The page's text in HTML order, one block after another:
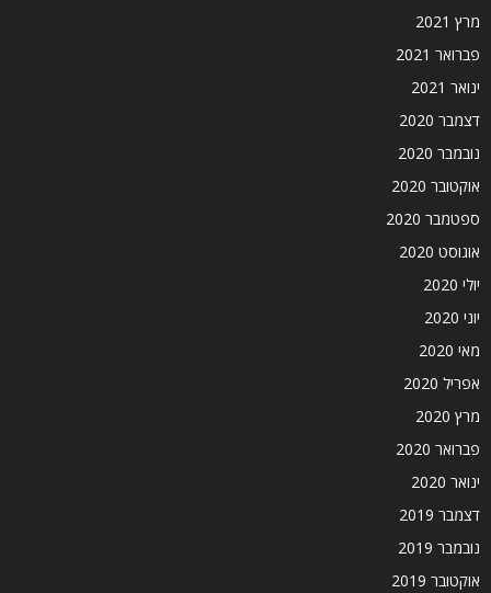
מרץ 2021
פברואר 2021
ינואר 2021
דצמבר 2020
נובמבר 2020
אוקטובר 2020
ספטמבר 2020
אוגוסט 2020
יולי 2020
יוני 2020
מאי 2020
אפריל 2020
מרץ 2020
פברואר 2020
ינואר 2020
דצמבר 2019
נובמבר 2019
אוקטובר 2019